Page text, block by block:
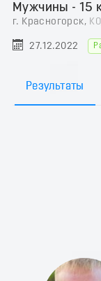
Мужчины - 15
г. Красногорск,
27.12.2022
Результаты